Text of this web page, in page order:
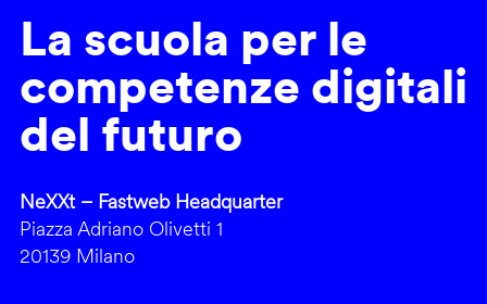
La scuola per le
competenze digitali
del futuro
NeXXt – Fastweb Headquarter
Piazza Adriano Olivetti 1
20139 Milano